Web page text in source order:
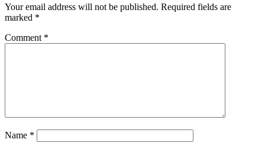
Your email address will not be published. Required fields are
marked *
Comment *
Name *